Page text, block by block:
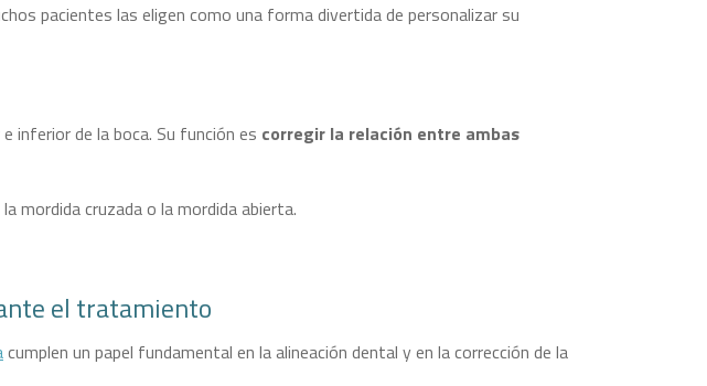
pacientes las eligen como una forma divertida de personalizar su
inferior de la boca. Su función es corregir la relación entre ambas
mordida cruzada o la mordida abierta.
el tratamiento
cumplen un papel fundamental en la alineación dental y en la corrección de la